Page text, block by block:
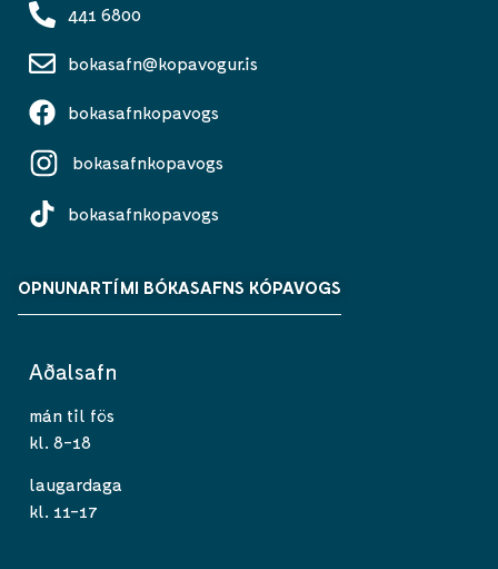
441 6800
bokasafn@kopavogur.is
bokasafnkopavogs
bokasafnkopavogs
bokasafnkopavogs
OPNUNARTÍMI BÓKASAFNS KÓPAVOGS
Aðalsafn
mán til fös
kl. 8-18
laugardaga
kl. 11-17